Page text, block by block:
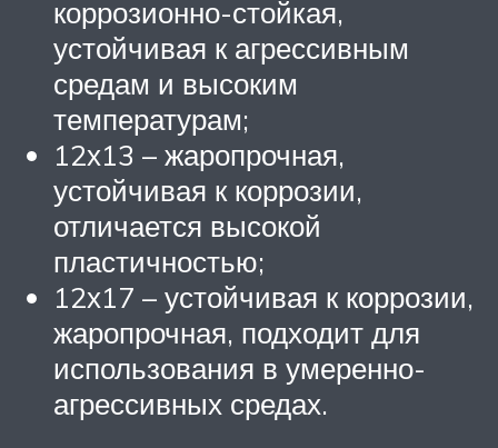
коррозионно-стойкая,
устойчивая к агрессивным
средам и высоким
температурам;
12х13 – жаропрочная,
устойчивая к коррозии,
отличается высокой
пластичностью;
12х17 – устойчивая к коррозии,
жаропрочная, подходит для
использования в умеренно-
агрессивных средах.